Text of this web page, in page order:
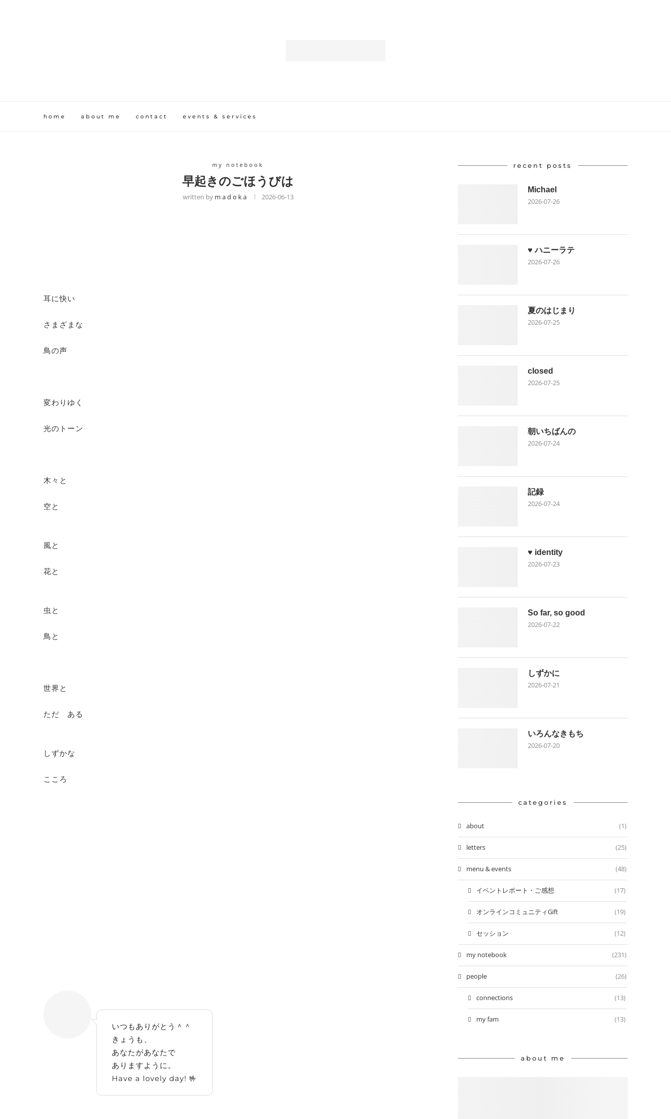
home about me contact events & services
my notebook
早起きのごほうびは
written by m a d o k a 2026-06-13
耳に快い
さまざまな
鳥の声
変わりゆく
光のトーン
木々と
空と
風と
花と
虫と
鳥と
世界と
ただ ある
しずかな
こころ
いつもありがとう＾＾
きょうも、
あなたがあなたで
ありますように。
Have a lovely day! 🤟
recent posts
Michael
2026-07-26
♥ ハニーラテ
2026-07-26
夏のはじまり
2026-07-25
closed
2026-07-25
朝いちばんの
2026-07-24
記録
2026-07-24
♥ identity
2026-07-23
So far, so good
2026-07-22
しずかに
2026-07-21
いろんなきもち
2026-07-20
categories
about (1)
letters (25)
menu & events (48)
イベントレポート・ご感想 (17)
オンラインコミュニティGift (19)
セッション (12)
my notebook (231)
people (26)
connections (13)
my fam (13)
about me